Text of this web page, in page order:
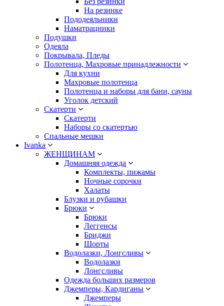
На резинке
Пододеяльники
Наматрацники
Подушки
Одеяла
Покрывала, Пледы
Полотенца, Махровые принадлежности
Для кухни
Махровые полотенца
Полотенца и наборы для бани, сауны
Уголок детский
Скатерти
Скатерти
Наборы со скатертью
Спальные мешки
Ivanka
ЖЕНЩИНАМ
Домашняя одежда
Комплекты, пижамы
Ночные сорочки
Халаты
Блузки и рубашки
Брюки
Брюки
Леггенсы
Бриджи
Шорты
Водолазки, Лонгсливы
Водолазки
Лонгсливы
Одежда больших размеров
Джемперы, Кардиганы
Джемперы